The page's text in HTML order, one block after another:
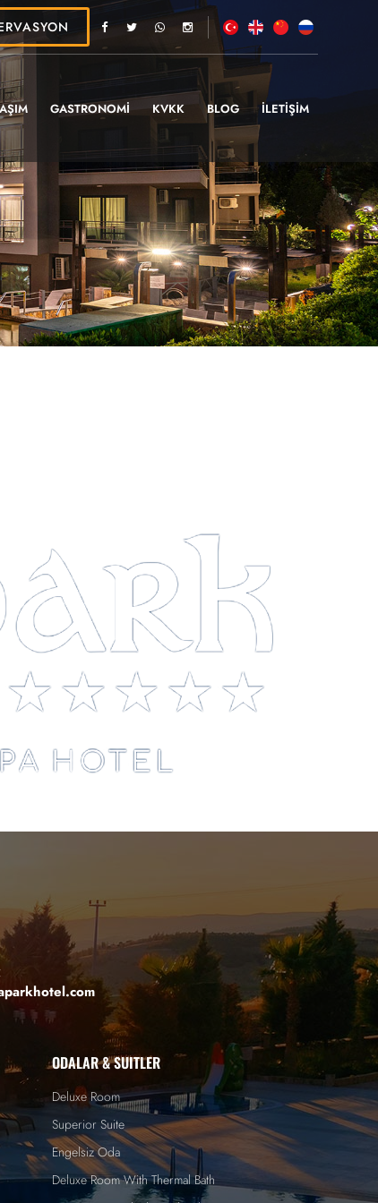
GASTRONOMİ KVKK BLOG İLETİŞİM
ODALAR & SUITLER
Deluxe Room
Superior Suite
Engelsiz Oda
Deluxe Room With Thermal Bath